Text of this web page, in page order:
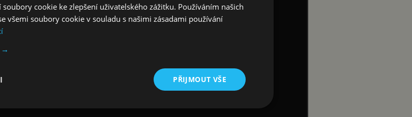
cookie ke zlepšení uživatelského zážitku. Používáním našich
všemi soubory cookie v souladu s našimi zásadami používání
→
PŘIJMOUT VŠE